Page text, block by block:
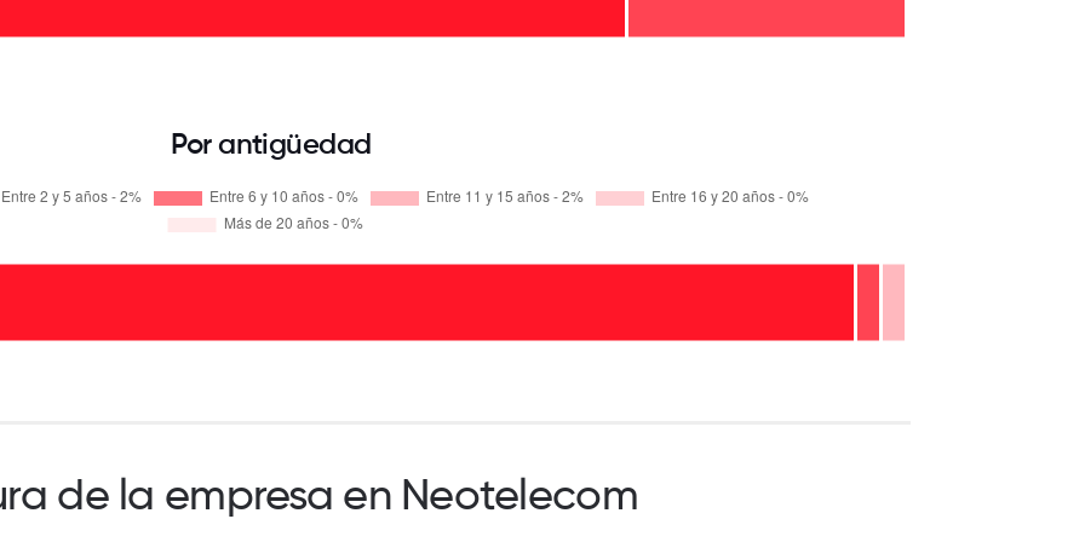
Por antigüedad
de la empresa en Neotelecom